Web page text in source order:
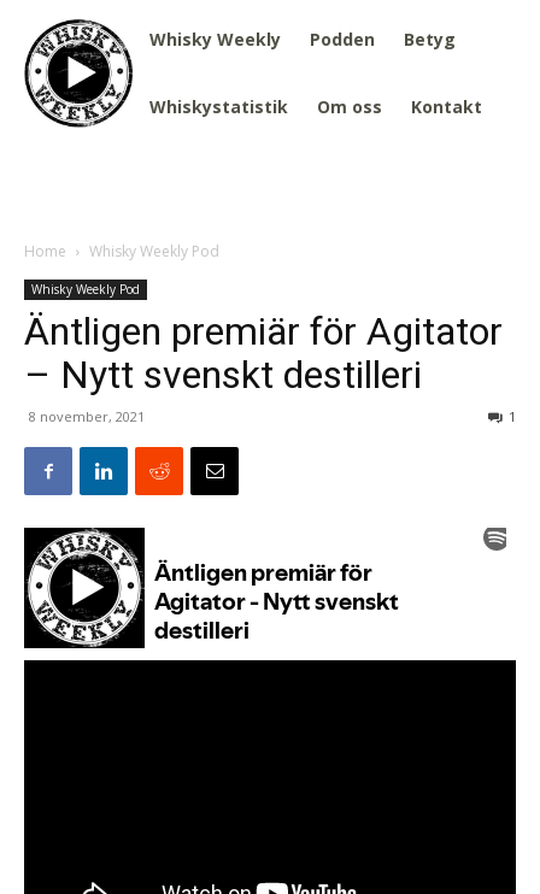
Whisky Weekly Podden Betyg
Whiskystatistik Om oss Kontakt
Home Whisky Weekly Pod
Whisky Weekly Pod
Äntligen premiär för Agitator
– Nytt svenskt destilleri
8 november, 2021 1